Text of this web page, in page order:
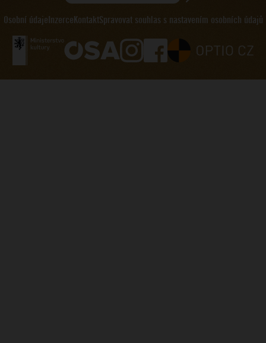
Osobní údajeInzerceKontaktSpravovat souhlas s nastavením osobních údajů